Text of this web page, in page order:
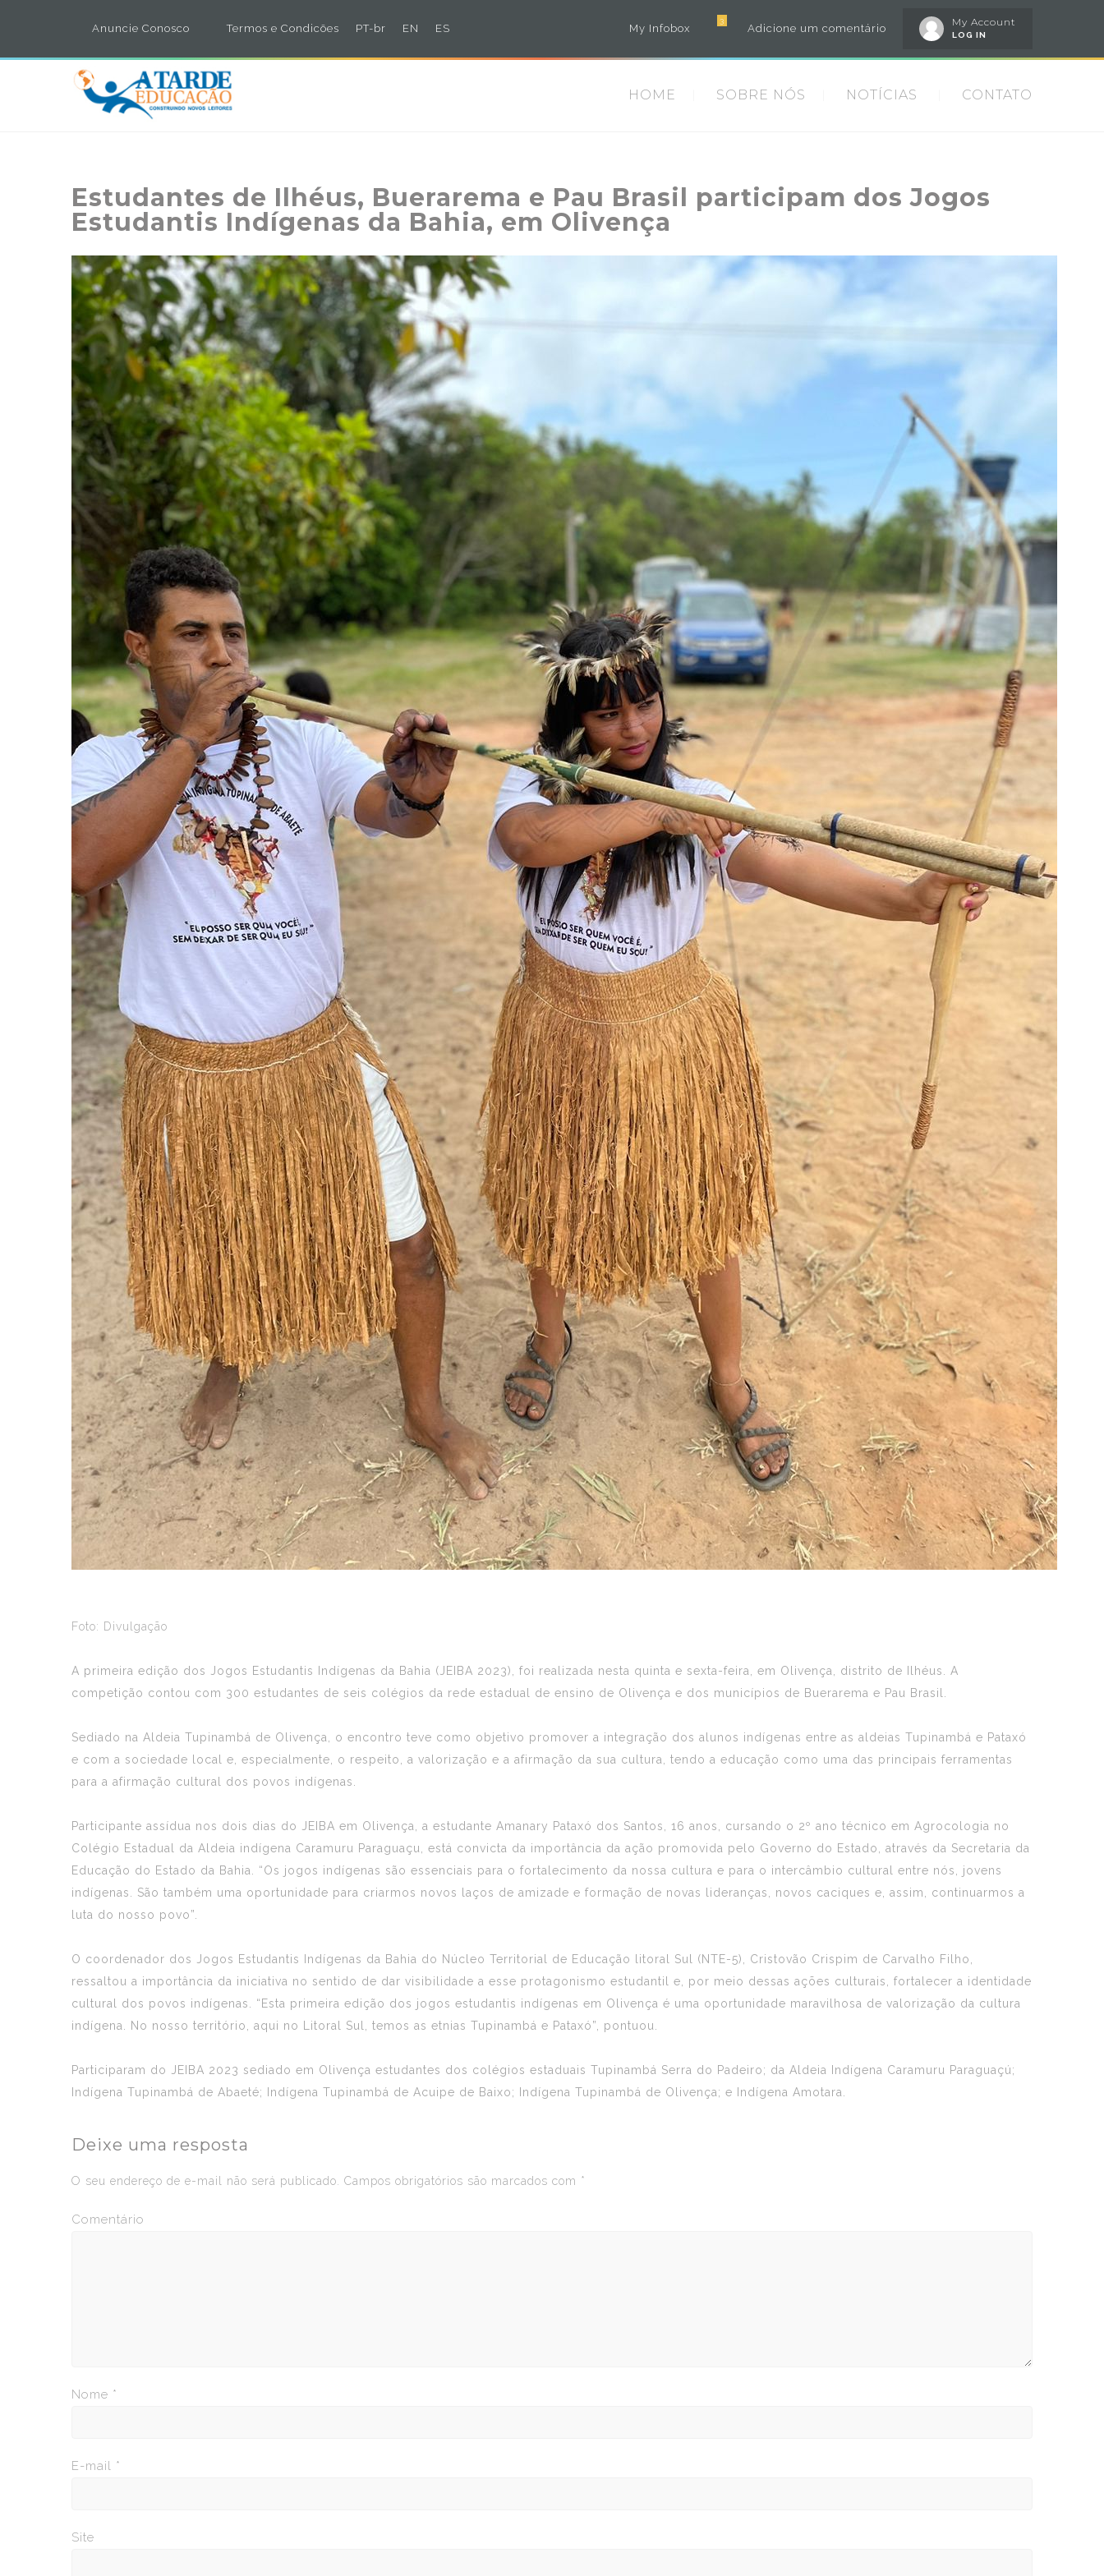
Anuncie Conosco Termos e Condicões PT-br EN ES
My Account
LOG IN
Adicione um comentário
3
My Infobox
HOME SOBRE NÓS NOTÍCIAS CONTATO
Estudantes de Ilhéus, Buerarema e Pau Brasil participam dos Jogos
Estudantis Indígenas da Bahia, em Olivença
Foto: Divulgação
A primeira edição dos Jogos Estudantis Indígenas da Bahia (JEIBA 2023), foi realizada nesta quinta e sexta-feira, em Olivença, distrito de Ilhéus. A
competição contou com 300 estudantes de seis colégios da rede estadual de ensino de Olivença e dos municípios de Buerarema e Pau Brasil.
Sediado na Aldeia Tupinambá de Olivença, o encontro teve como objetivo promover a integração dos alunos indígenas entre as aldeias Tupinambá e Pataxó
e com a sociedade local e, especialmente, o respeito, a valorização e a afirmação da sua cultura, tendo a educação como uma das principais ferramentas
para a afirmação cultural dos povos indígenas.
Participante assídua nos dois dias do JEIBA em Olivença, a estudante Amanary Pataxó dos Santos, 16 anos, cursando o 2º ano técnico em Agrocologia no
Colégio Estadual da Aldeia indígena Caramuru Paraguaçu, está convicta da importância da ação promovida pelo Governo do Estado, através da Secretaria da
Educação do Estado da Bahia. “Os jogos indígenas são essenciais para o fortalecimento da nossa cultura e para o intercâmbio cultural entre nós, jovens
indígenas. São também uma oportunidade para criarmos novos laços de amizade e formação de novas lideranças, novos caciques e, assim, continuarmos a
luta do nosso povo”.
O coordenador dos Jogos Estudantis Indígenas da Bahia do Núcleo Territorial de Educação litoral Sul (NTE-5), Cristovão Crispim de Carvalho Filho,
ressaltou a importância da iniciativa no sentido de dar visibilidade a esse protagonismo estudantil e, por meio dessas ações culturais, fortalecer a identidade
cultural dos povos indígenas. “Esta primeira edição dos jogos estudantis indígenas em Olivença é uma oportunidade maravilhosa de valorização da cultura
indígena. No nosso território, aqui no Litoral Sul, temos as etnias Tupinambá e Pataxó”, pontuou.
Participaram do JEIBA 2023 sediado em Olivença estudantes dos colégios estaduais Tupinambá Serra do Padeiro; da Aldeia Indígena Caramuru Paraguaçú;
Indígena Tupinambá de Abaeté; Indígena Tupinambá de Acuipe de Baixo; Indígena Tupinambá de Olivença; e Indígena Amotara.
Deixe uma resposta
O seu endereço de e-mail não será publicado. Campos obrigatórios são marcados com *
Comentário
Nome *
E-mail *
Site